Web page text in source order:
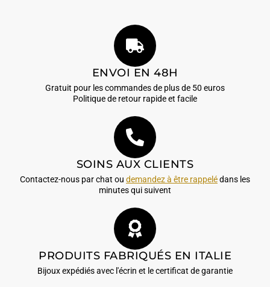
ENVOI EN 48H
Gratuit pour les commandes de plus de 50 euros
Politique de retour rapide et facile
SOINS AUX CLIENTS
Contactez-nous par chat ou demandez à être rappelédans les
minutes qui suivent
PRODUITS FABRIQUÉS EN ITALIE
Bijoux expédiés avec l'écrin et le certificat de garantie